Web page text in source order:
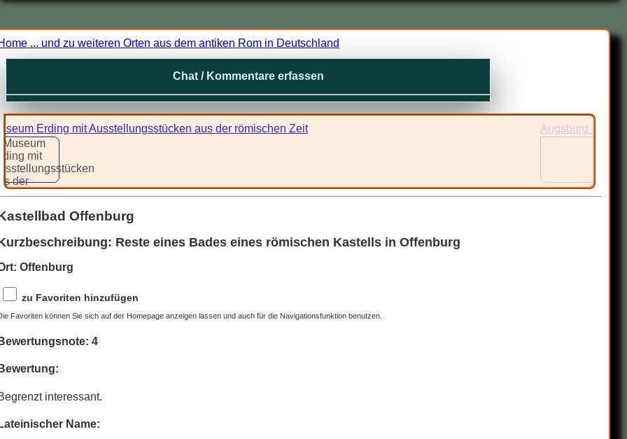
... und zu weiteren Orten aus dem antiken Rom in Deutschland
Chat / Kommentare erfassen
Augsburg - Römisches Museum Ausgrabungen und Einzelfunde
aus der römischen Zeit
Offenburg
Reste eines Bades eines römischen Kastells in Offenburg
Offenburg
zu Favoriten hinzufügen
Favoriten können Sie sich auf der Homepage anzeigen lassen und auch für die Navigationsfunktion benutzen.
Bewertungsnote: 4
Bewertung:
interessant.
Lateinischer Name: